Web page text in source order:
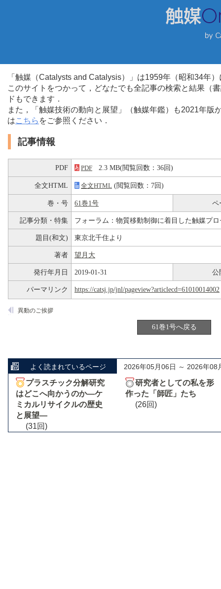
「触媒（Catalysts and Catalysis）」は1959年（昭和34年
このサイトをつかって，どなたでも全記事の検索と結果（
ドもできます．
また，「触媒技術の動向と展望」（触媒年鑑）も2021年
はこちら をご参照ください．
記事情報
PDF PDF 2.3 MB(閲覧回数：36回)
全文HTML 全文HTML (閲覧回数：7回)
巻・号 61巻1号 ペ
記事分類・特集 フォーラム：物質移動制御に着目した触媒プ
題目(和文) 東京北千住より
著者 望月大
発行年月日 2019-01-31 公
パーマリンク https://catsj.jp/jnl/pageview?articlecd=61010014002
異動のご挨拶
61巻1号へ戻る
よく読まれているページ 2026年05月06日 ～ 2026年08
プラスチック分解研究
はどこへ向かうのか―ケ
ミカルリサイクルの歴史
と展望―
(31回)
研究者としての私を形
作った「師匠」たち
(26回)